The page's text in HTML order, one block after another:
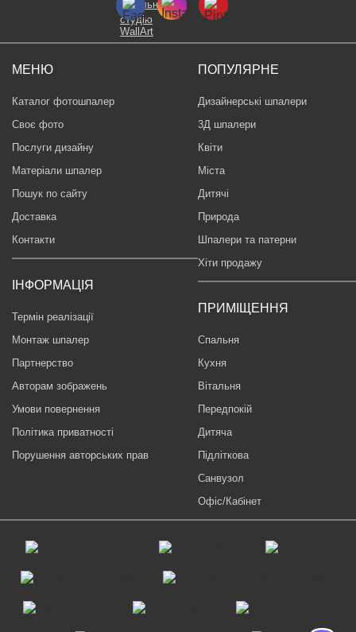
МЕНЮ
Каталог фотошпалер
Своє фото
Послуги дизайну
Матеріали шпалер
Пошук по сайту
Доставка
Контакти
ІНФОРМАЦІЯ
Термін реалізації
Монтаж шпалер
Партнерство
Авторам зображень
Умови повернення
Політика приватності
Порушення авторських прав
ПОПУЛЯРНЕ
Дизайнерські шпалери
3Д шпалери
Квіти
Міста
Дитячі
Природа
Шпалери та патерни
Хіти продажу
ПРИМІЩЕННЯ
Спальня
Кухня
Вітальня
Передпокій
Дитяча
Підліткова
Санвузол
Офіс/Кабінет